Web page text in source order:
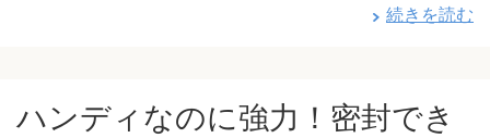
続きを読む
ハンディなのに強力！密封でき